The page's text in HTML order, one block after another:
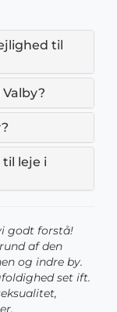
til
leje i
godt forstå!
af den
og indre by.
set ift.